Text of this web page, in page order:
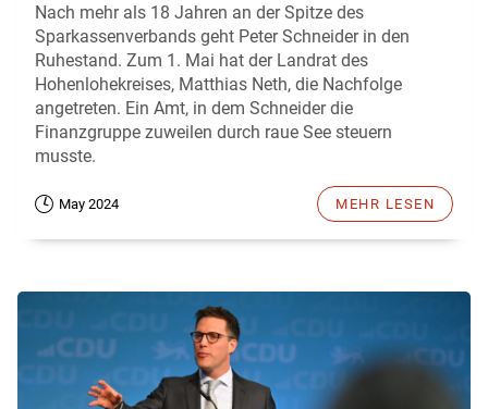
Nach mehr als 18 Jahren an der Spitze des
Sparkassenverbands geht Peter Schneider in den
Ruhestand. Zum 1. Mai hat der Landrat des
Hohenlohekreises, Matthias Neth, die Nachfolge
angetreten. Ein Amt, in dem Schneider die
Finanzgruppe zuweilen durch raue See steuern
musste.
May 2024 MEHR LESEN